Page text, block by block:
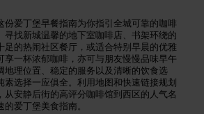
份爱丁堡早餐指南为你指引全城可靠的咖啡
寻找新城温馨的地下室咖啡店、书架环绕的
足的热闹社区餐厅，或适合特别早晨的优雅
享一杯浓郁咖啡，亦可与朋友慢慢品味早午
地理位置、稳定的服务以及清晰的饮食选
素选择一应俱全。利用地图和快速链接规划
从安静后街的高评分咖啡馆到西区的人气名
爱丁堡美食指南。